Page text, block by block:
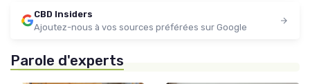
CBD Insiders
Ajoutez-nous à vos sources préférées sur Google
Parole d'experts